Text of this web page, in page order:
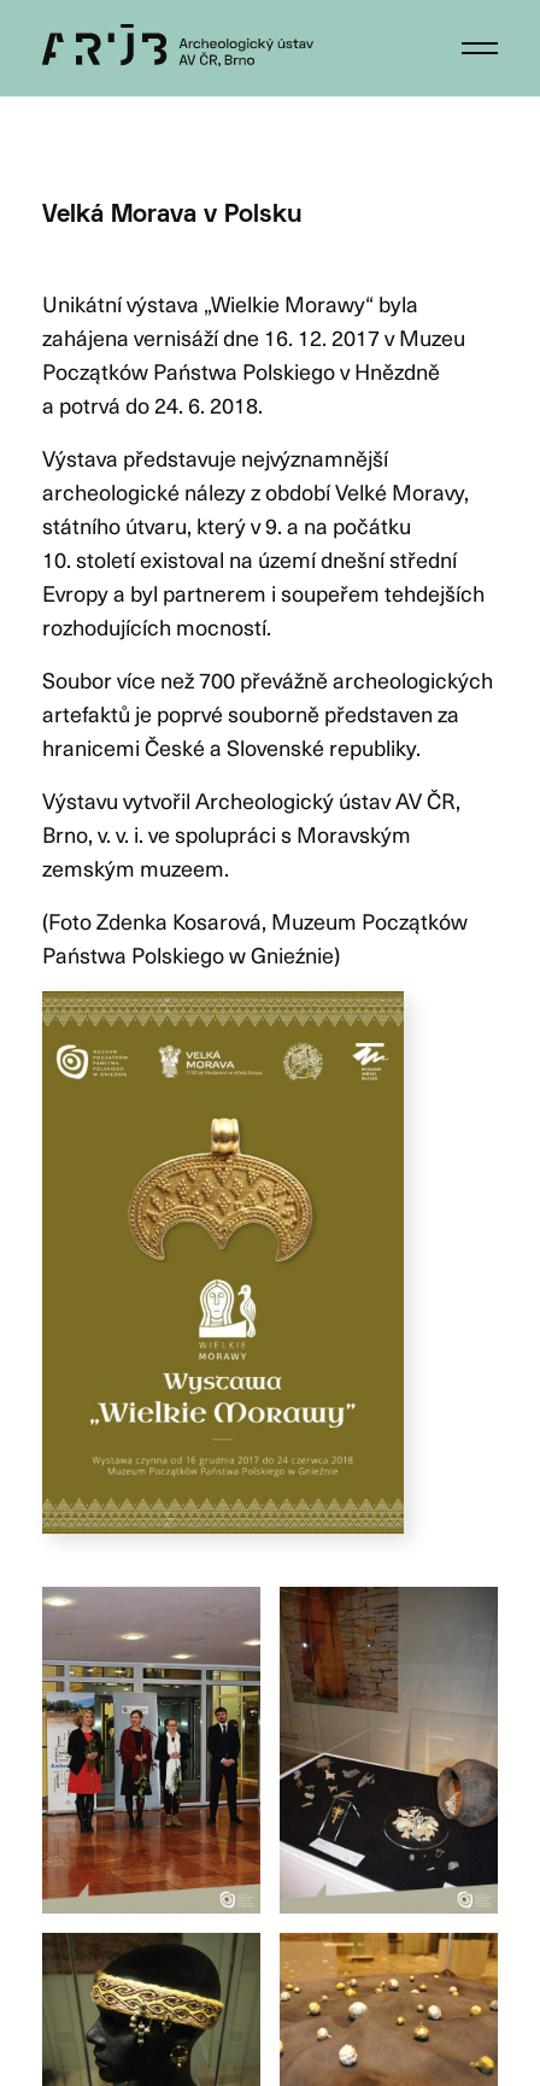
Velká Morava v Polsku
Unikátní výstava „Wielkie Morawy“ byla
zahájena vernisáží dne 16. 12. 2017 v Muzeu
Początków Państwa Polskiego v Hnězdně
a potrvá do 24. 6. 2018.
Výstava představuje nejvýznamnější
archeologické nálezy z období Velké Moravy,
státního útvaru, který v 9. a na počátku
10. století existoval na území dnešní střední
Evropy a byl partnerem i soupeřem tehdejších
rozhodujících mocností.
Soubor více než 700 převážně archeologických
artefaktů je poprvé souborně představen za
hranicemi České a Slovenské republiky.
Výstavu vytvořil Archeologický ústav AV ČR,
Brno, v. v. i. ve spolupráci s Moravským
zemským muzeem.
(Foto Zdenka Kosarová, Muzeum Początków
Państwa Polskiego w Gnieźnie)